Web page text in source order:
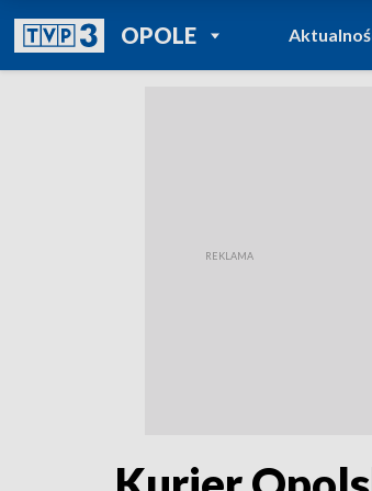
OPOLEPOWRÓT DO
TVP REGIONY